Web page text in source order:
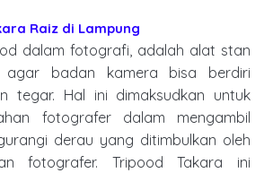
Raiz di Lampung
dalam fotografi, adalah alat stan
agar badan kamera bisa berdiri
tegar. Hal ini dimaksudkan untuk
fotografer dalam mengambil
derau yang ditimbulkan oleh
fotografer. Tripood Takara ini